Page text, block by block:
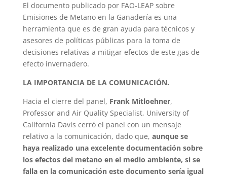
El documento publicado por FAO-LEAP sobre
Emisiones de Metano en la Ganadería es una
herramienta que es de gran ayuda para técnicos y
asesores de políticas públicas para la toma de
decisiones relativas a mitigar efectos de este gas de
efecto invernadero.
LA IMPORTANCIA DE LA COMUNICACIÓN.
Hacia el cierre del panel, Frank Mitloehner,
Professor and Air Quality Specialist, University of
California Davis cerró el panel con un mensaje
relativo a la comunicación, dado que, aunque se
haya realizado una excelente documentación sobre
los efectos del metano en el medio ambiente, si se
falla en la comunicación este documento sería igual